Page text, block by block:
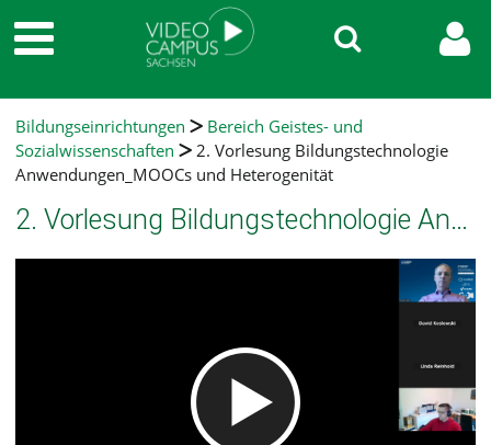
Bildungseinrichtungen
Bereich Geistes- und
Sozialwissenschaften
2. Vorlesung Bildungstechnologie
Anwendungen_MOOCs und Heterogenität
2. Vorlesung Bildungstechnologie Anwendungen_MOOCs und Heterogenität